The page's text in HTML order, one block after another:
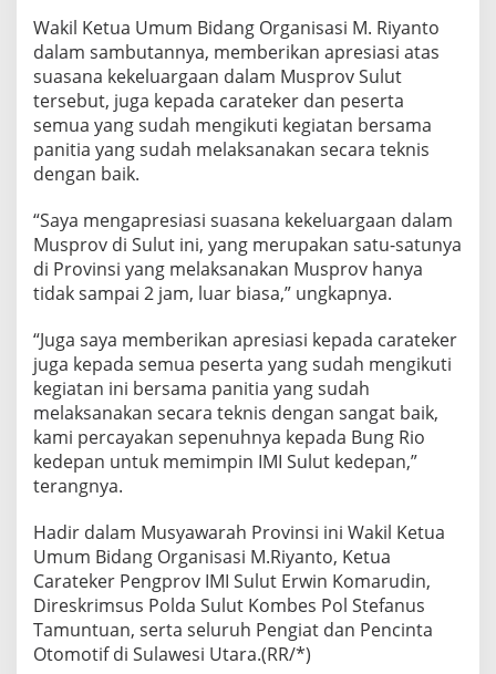
Wakil Ketua Umum Bidang Organisasi M. Riyanto
dalam sambutannya, memberikan apresiasi atas
suasana kekeluargaan dalam Musprov Sulut
tersebut, juga kepada carateker dan peserta
semua yang sudah mengikuti kegiatan bersama
panitia yang sudah melaksanakan secara teknis
dengan baik.
“Saya mengapresiasi suasana kekeluargaan dalam
Musprov di Sulut ini, yang merupakan satu-satunya
di Provinsi yang melaksanakan Musprov hanya
tidak sampai 2 jam, luar biasa,” ungkapnya.
“Juga saya memberikan apresiasi kepada carateker
juga kepada semua peserta yang sudah mengikuti
kegiatan ini bersama panitia yang sudah
melaksanakan secara teknis dengan sangat baik,
kami percayakan sepenuhnya kepada Bung Rio
kedepan untuk memimpin IMI Sulut kedepan,”
terangnya.
Hadir dalam Musyawarah Provinsi ini Wakil Ketua
Umum Bidang Organisasi M.Riyanto, Ketua
Carateker Pengprov IMI Sulut Erwin Komarudin,
Direskrimsus Polda Sulut Kombes Pol Stefanus
Tamuntuan, serta seluruh Pengiat dan Pencinta
Otomotif di Sulawesi Utara.(RR/*)